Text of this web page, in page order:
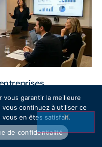
?
vous garantir la meilleure
continuez à utiliser ce
en êtes satisfait.
de confidentialité